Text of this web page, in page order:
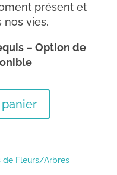
présent et
nos vies.
– Option de
de Fleurs/Arbres